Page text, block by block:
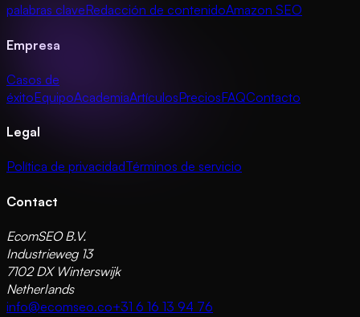
palabras claveRedacción de contenidoAmazon SEO
Empresa
Casos de
éxitoEquipoAcademiaArtículosPreciosFAQContacto
Legal
Política de privacidadTérminos de servicio
Contact
EcomSEO B.V.
Industrieweg 13
7102 DX Winterswijk
Netherlands
info@ecomseo.co+31 6 16 13 94 76